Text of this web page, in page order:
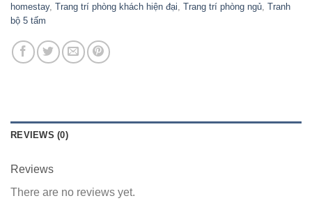
homestay, Trang trí phòng khách hiện đại, Trang trí phòng ngủ, Tranh
bộ 5 tấm
REVIEWS (0)
Reviews
There are no reviews yet.